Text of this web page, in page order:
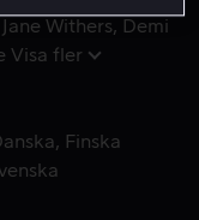
Jane Withers
Demi
Visa fler
Finska